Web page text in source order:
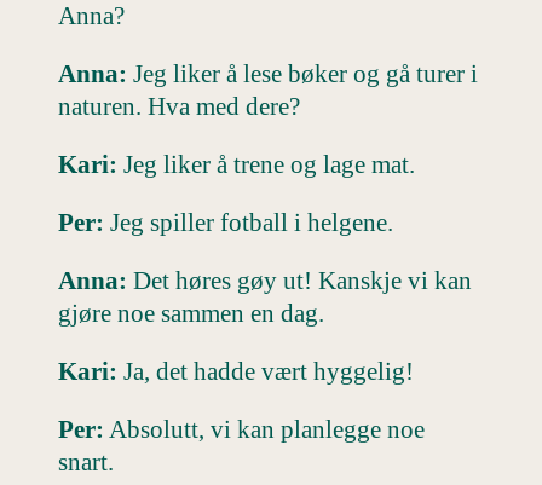
Anna?
Anna: Jeg liker å lese bøker og gå turer i
naturen. Hva med dere?
Kari: Jeg liker å trene og lage mat.
Per: Jeg spiller fotball i helgene.
Anna: Det høres gøy ut! Kanskje vi kan
gjøre noe sammen en dag.
Kari: Ja, det hadde vært hyggelig!
Per: Absolutt, vi kan planlegge noe
snart.